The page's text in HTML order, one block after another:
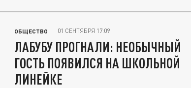
ОБЩЕСТВО 01 СЕНТЯБРЯ 17:09
ЛАБУБУ ПРОГНАЛИ: НЕОБЫЧНЫЙ
ГОСТЬ ПОЯВИЛСЯ НА ШКОЛЬНОЙ
ЛИНЕЙКЕ